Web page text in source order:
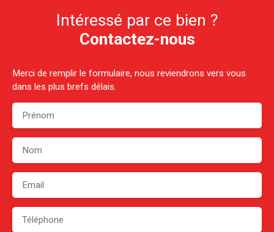
Intéressé par ce bien ?
Contactez-nous
Merci de remplir le formulaire, nous reviendrons vers vous
dans les plus brefs délais.
Prénom
Nom
Email
Téléphone